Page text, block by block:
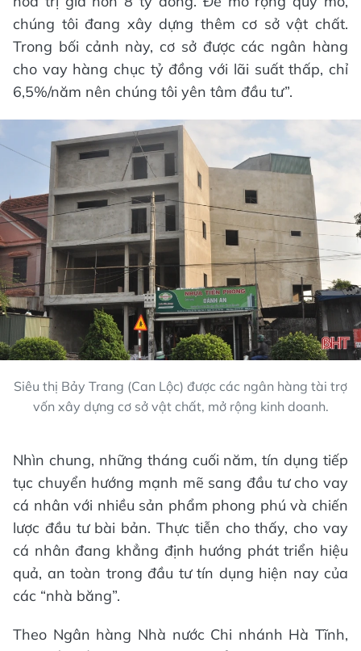
chúng tôi đang xây dựng thêm cơ sở vật chất.
Trong bối cảnh này, cơ sở được các ngân hàng
cho vay hàng chục tỷ đồng với lãi suất thấp, chỉ
6,5%/năm nên chúng tôi yên tâm đầu tư”.
Siêu thị Bảy Trang (Can Lộc) được các ngân hàng tài trợ
vốn xây dựng cơ sở vật chất, mở rộng kinh doanh.
Nhìn chung, những tháng cuối năm, tín dụng tiếp
tục chuyển hướng mạnh mẽ sang đầu tư cho vay
cá nhân với nhiều sản phẩm phong phú và chiến
lược đầu tư bài bản. Thực tiễn cho thấy, cho vay
cá nhân đang khẳng định hướng phát triển hiệu
quả, an toàn trong đầu tư tín dụng hiện nay của
các “nhà băng”.
Theo Ngân hàng Nhà nước Chi nhánh Hà Tĩnh,